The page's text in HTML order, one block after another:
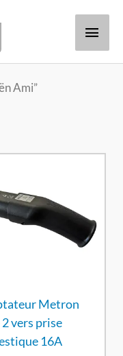
Ami”
Metron
2 vers prise
16A